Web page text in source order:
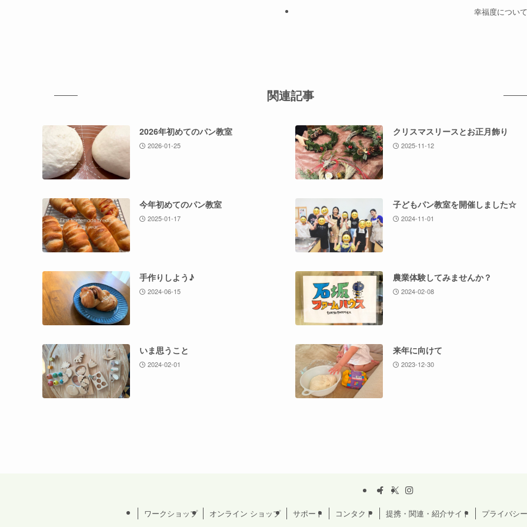
幸福度について
関連記事
2026年初めてのパン教室
2026-01-25
クリスマスリースとお正月飾り
2025-11-12
今年初めてのパン教室
2025-01-17
子どもパン教室を開催しました☆
2024-11-01
手作りしよう♪
2024-06-15
農業体験してみませんか？
2024-02-08
いま思うこと
2024-02-01
来年に向けて
2023-12-30
ワークショップ オンライン ショップ サポート コンタクト 提携・関連・紹介サイト プライバシ